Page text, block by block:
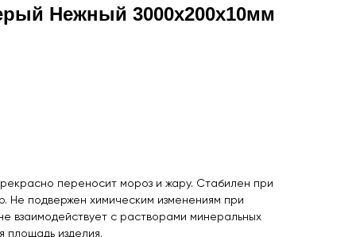
Нежный 3000х200х10мм
переносит мороз и жару. Стабилен при
Не подвержен химическим изменениям при
взаимодействует с растворами минеральных
площадь изделия.